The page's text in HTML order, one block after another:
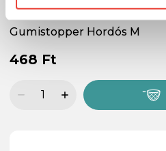
Gumistopper Hordós M
468 Ft